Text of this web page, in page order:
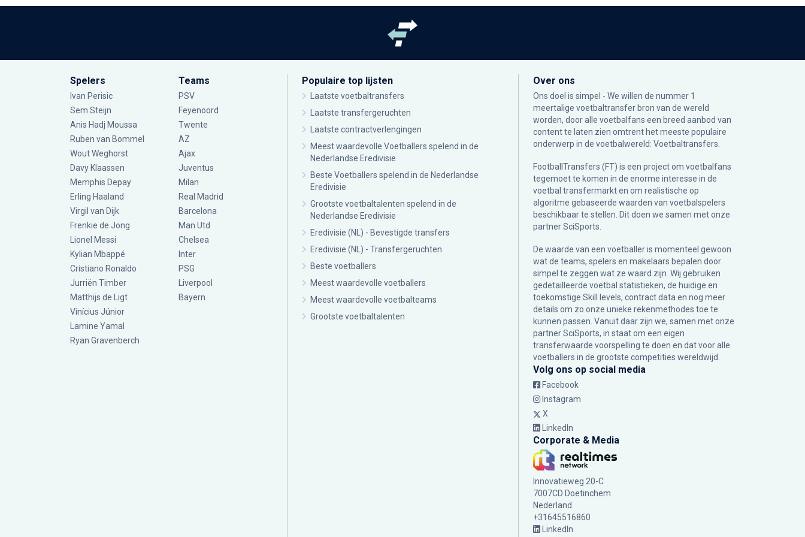
Spelers
Ivan Perisic
Sem Steijn
Anis Hadj Moussa
Ruben van Bommel
Wout Weghorst
Davy Klaassen
Memphis Depay
Erling Haaland
Virgil van Dijk
Frenkie de Jong
Lionel Messi
Kylian Mbappé
Cristiano Ronaldo
Jurriën Timber
Matthijs de Ligt
Vinícius Júnior
Lamine Yamal
Ryan Gravenberch
Teams
PSV
Feyenoord
Twente
AZ
Ajax
Juventus
Milan
Real Madrid
Barcelona
Man Utd
Chelsea
Inter
PSG
Liverpool
Bayern
Populaire top lijsten
Laatste voetbaltransfers
Laatste transfergeruchten
Laatste contractverlengingen
Meest waardevolle Voetballers spelend in de
Nederlandse Eredivisie
Beste Voetballers spelend in de Nederlandse
Eredivisie
Grootste voetbaltalenten spelend in de
Nederlandse Eredivisie
Eredivisie (NL) - Bevestigde transfers
Eredivisie (NL) - Transfergeruchten
Beste voetballers
Meest waardevolle voetballers
Meest waardevolle voetbalteams
Grootste voetbaltalenten
Over ons
Ons doel is simpel - We willen de nummer 1
meertalige voetbaltransfer bron van de wereld
worden, door alle voetbalfans een breed aanbod van
content te laten zien omtrent het meeste populaire
onderwerp in de voetbalwereld: Voetbaltransfers.
FootballTransfers (FT) is een project om voetbalfans
tegemoet te komen in de enorme interesse in de
voetbal transfermarkt en om realistische op
algoritme gebaseerde waarden van voetbalspelers
beschikbaar te stellen. Dit doen we samen met onze
partnerSciSports
De waarde van een voetballer is momenteel gewoon
wat de teams, spelers en makelaars bepalen door
simpel te zeggen wat ze waard zijn. Wij gebruiken
gedetailleerde voetbal statistieken, de huidige en
toekomstige Skill levels, contract data en nog meer
details om zo onze unieke rekenmethodes toe te
kunnen passen. Vanuit daar zijn we, samen met onze
partner SciSports, in staat om een eigen
transferwaarde voorspelling te doen en dat voor alle
voetballers in de grootste competities wereldwijd.
Volg ons op social media
Facebook
Instagram
X
LinkedIn
Corporate & Media
Innovatieweg 20-C
7007CD Doetinchem
Nederland
+31645516860
LinkedIn